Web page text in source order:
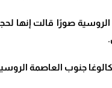
صورًا قالت إنها لحجم
.
جنوب العاصمة